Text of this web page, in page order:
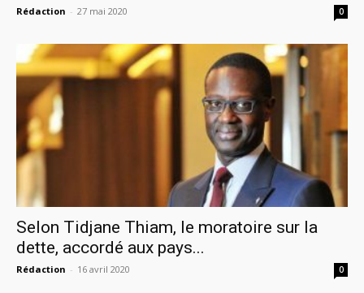
Rédaction - 27 mai 2020 0
Selon Tidjane Thiam, le moratoire sur la
dette, accordé aux pays...
Rédaction - 16 avril 2020 0